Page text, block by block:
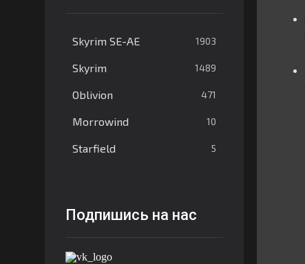
Skyrim SE-AE 1903
Skyrim 1489
Oblivion 471
Morrowind 10
Starfield 5
Подпишись на нас